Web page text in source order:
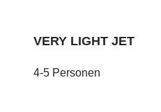
VERY LIGHT JET
4-5 Personen